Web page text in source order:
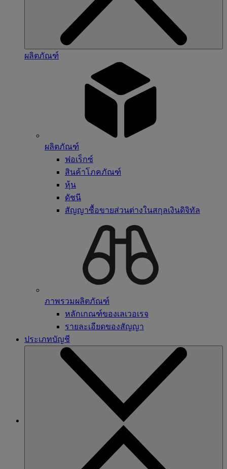
ผลิตภัณฑ์
ผลิตภัณฑ์
ฟอเร็กซ์
สินค้าโภคภัณฑ์
หุ้น
ดัชนี
สัญญาซื้อขายส่วนต่างในสกุลเงินดิจิทัล
ภาพรวมผลิตภัณฑ์
หลักเกณฑ์ของเลเวอเรจ
รายละเอียดของสัญญา
ประเภทบัญชี